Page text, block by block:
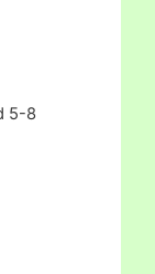
5-8